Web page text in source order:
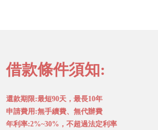
借款條件須知:
還款期限:最短90天，最長10年
申請費用:無手續費、無代辦費
年利率:2%~30%，不超過法定利率